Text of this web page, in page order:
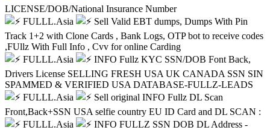
LICENSE/DOB/National Insurance Number
FULLL.Asia
Sell Valid EBT dumps, Dumps With Pin
Track 1+2 with Clone Cards , Bank Logs, OTP bot to receive codes
,FUllz With Full Info , Cvv for online Carding
FULLL.Asia
INFO Fullz KYC SSN/DOB Font Back,
Drivers License SELLING FRESH USA UK CANADA SSN SIN
SPAMMED & VERIFIED USA DATABASE-FULLZ-LEADS
FULLL.Asia
Sell original INFO Fullz DL Scan
Front,Back+SSN USA selfie country EU ID Card and DL SCAN :
FULLL.Asia
INFO FULLZ SSN DOB DL Address -